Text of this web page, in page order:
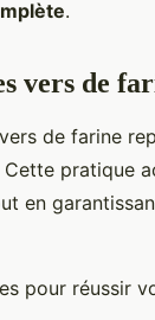
.
vers de
de farine
pratique
en
pour réussir